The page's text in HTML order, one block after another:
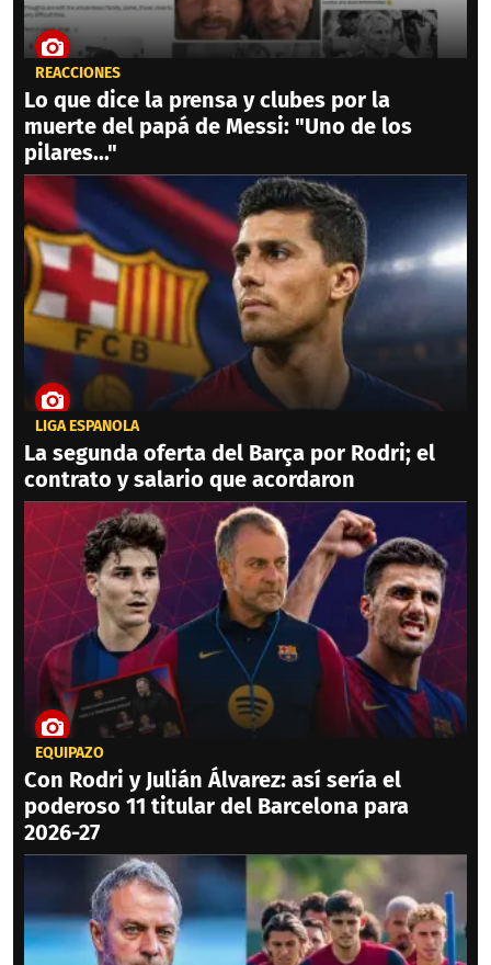
REACCIONES
Lo que dice la prensa y clubes por la
muerte del papá de Messi: "Uno de los
pilares..."
LIGA ESPAÑOLA
La segunda oferta del Barça por Rodri; el
contrato y salario que acordaron
EQUIPAZO
Con Rodri y Julián Álvarez: así sería el
poderoso 11 titular del Barcelona para
2026-27